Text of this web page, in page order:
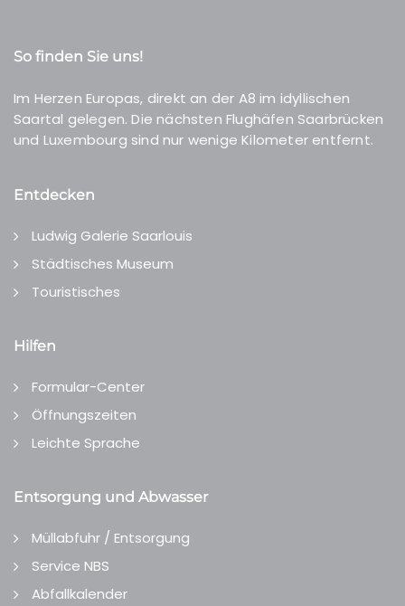
So finden Sie uns!
Im Herzen Europas, direkt an der A8 im idyllischen
Saartal gelegen. Die nächsten Flughäfen Saarbrücken
und Luxembourg sind nur wenige Kilometer entfernt.
Entdecken
Ludwig Galerie Saarlouis
Städtisches Museum
Touristisches
Hilfen
Formular-Center
Öffnungszeiten
Leichte Sprache
Entsorgung und Abwasser
Müllabfuhr / Entsorgung
Service NBS
Abfallkalender